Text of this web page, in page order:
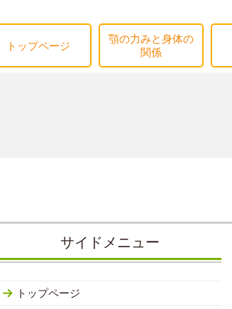
トップページ
顎の力みと身体の
関係
サイドメニュー
トップページ